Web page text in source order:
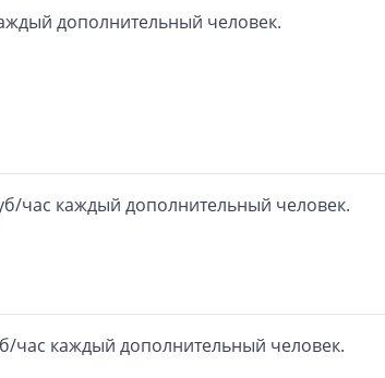
дополнительный человек.
час каждый дополнительный человек.
час каждый дополнительный человек.